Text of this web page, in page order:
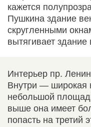
кажется
Пушкина здание
скругленными
вытягивает здание
Интерьер пр.
Внутри — широкая
небольшой
выше она имеет
попасть на третий